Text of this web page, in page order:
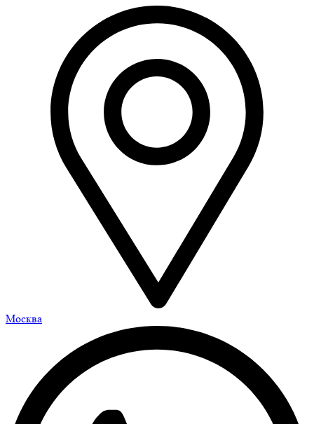
Москва